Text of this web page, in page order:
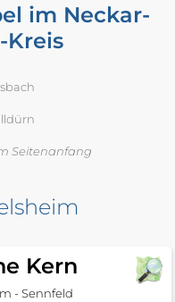
im Neckar-
Kreis
Seitenanfang
Kern
- Sennfeld